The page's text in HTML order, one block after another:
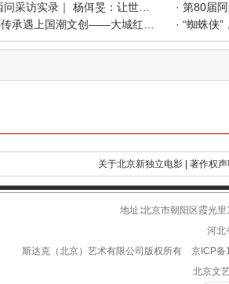
· 第80届
· “蜘蛛侠
关于北京新独立电影 | 著作权声
地址∶北京市朝阳区霞光
河北
斯达克（北京）艺术有限公司版权所有 京ICP备
北京文